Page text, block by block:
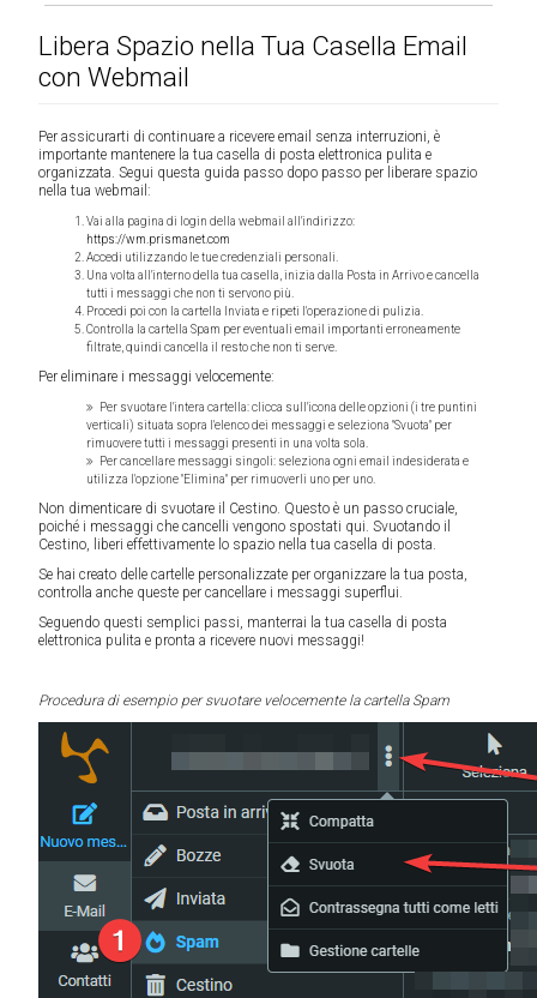
Libera Spazio nella Tua Casella Email
con Webmail
Per assicurarti di continuare a ricevere email senza interruzioni, è
importante mantenere la tua casella di posta elettronica pulita e
organizzata. Segui questa guida passo dopo passo per liberare spazio
nella tua webmail:
Vai alla pagina di login della webmail all'indirizzo:
https://wm.prismanet.com
Accedi utilizzando le tue credenziali personali.
Una volta all'interno della tua casella, inizia dalla Posta in Arrivo e cancella
tutti i messaggi che non ti servono più.
Procedi poi con la cartella Inviata e ripeti l'operazione di pulizia.
Controlla la cartella Spam per eventuali email importanti erroneamente
filtrate, quindi cancella il resto che non ti serve.
Per eliminare i messaggi velocemente:
Per svuotare l'intera cartella: clicca sull'icona delle opzioni (i tre puntini
verticali) situata sopra l'elenco dei messaggi e seleziona "Svuota" per
rimuovere tutti i messaggi presenti in una volta sola.
Per cancellare messaggi singoli: seleziona ogni email indesiderata e
utilizza l'opzione "Elimina" per rimuoverli uno per uno.
Non dimenticare di svuotare il Cestino. Questo è un passo cruciale,
poiché i messaggi che cancelli vengono spostati qui. Svuotando il
Cestino, liberi effettivamente lo spazio nella tua casella di posta.
Se hai creato delle cartelle personalizzate per organizzare la tua posta,
controlla anche queste per cancellare i messaggi superflui.
Seguendo questi semplici passi, manterrai la tua casella di posta
elettronica pulita e pronta a ricevere nuovi messaggi!
Procedura di esempio per svuotare velocemente la cartella Spam